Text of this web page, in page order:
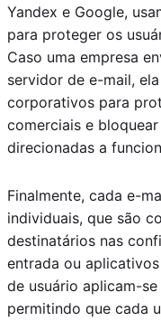
Yandex e Google,
para proteger os
Caso uma empresa
servidor de e-mail,
corporativos para
comerciais e
direcionadas a
Finalmente, cada e-
individuais, que são
destinatários nas
entrada ou
de usuário aplicam-
permitindo que cada